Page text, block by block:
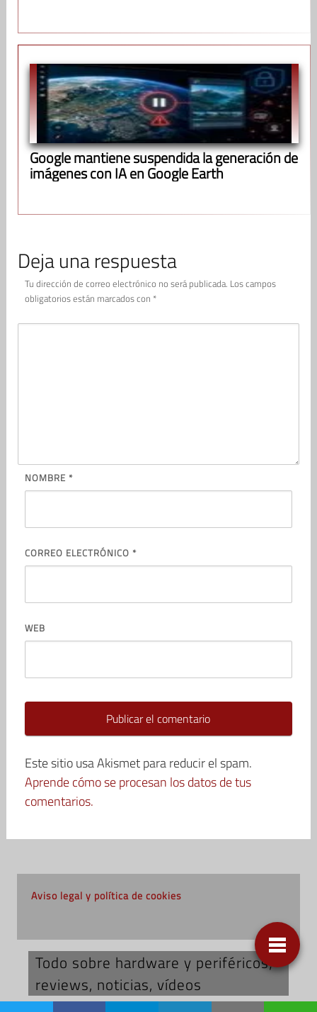
Google mantiene suspendida la generación de
imágenes con IA en Google Earth
Deja una respuesta
Tu dirección de correo electrónico no será publicada. Los campos
obligatorios están marcados con *
NOMBRE *
CORREO ELECTRÓNICO *
WEB
Este sitio usa Akismet para reducir el spam.
Aprende cómo se procesan los datos de tus
comentarios.
Aviso legal y política de cookies
Todo sobre hardware y periféricos;
reviews, noticias, vídeos